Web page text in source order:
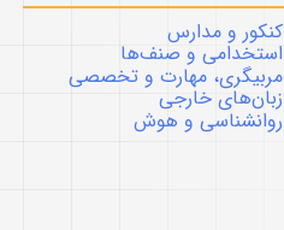
کنکور و مدارس
استخدامی و صنف‌ها
مربیگری، مهارت و تخصصی
زبان‌های خارجی
روانشناسی و هوش